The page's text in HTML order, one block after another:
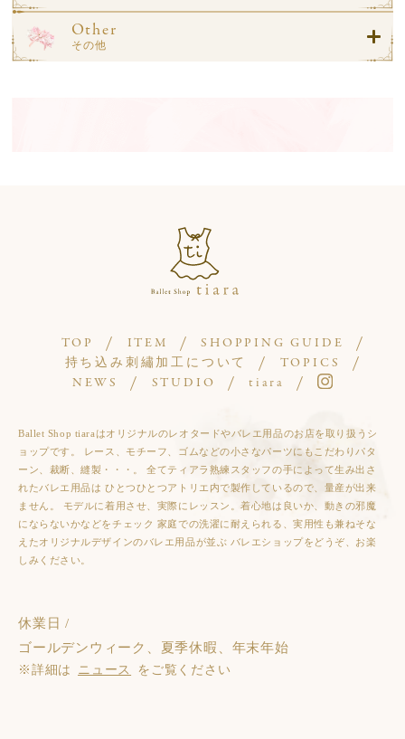
Other
その他
TOP ITEM
SHOPPING GUIDE
持ち込み刺繡加工について
TOPICS
NEWS
STUDIO tiara
Ballet Shop tiaraはオリジナルのレオタードやバレエ用品のお店を取り扱うシ
ョップです。 レース、モチーフ、ゴムなどの小さなパーツにもこだわりパタ
ーン、裁断、縫製・・・。 全てティアラ熟練スタッフの手によって生み出さ
れたバレエ用品は ひとつひとつアトリエ内で製作しているので、量産が出来
ません。 モデルに着用させ、実際にレッスン。着心地は良いか、動きの邪魔
にならないかなどをチェック 家庭での洗濯に耐えられる、実用性も兼ねそな
えたオリジナルデザインのバレエ用品が並ぶ バレエショップをどうぞ、お楽
しみください。
休業日 /
ゴールデンウィーク、夏季休暇、年末年始
※詳細は ニュース をご覧ください